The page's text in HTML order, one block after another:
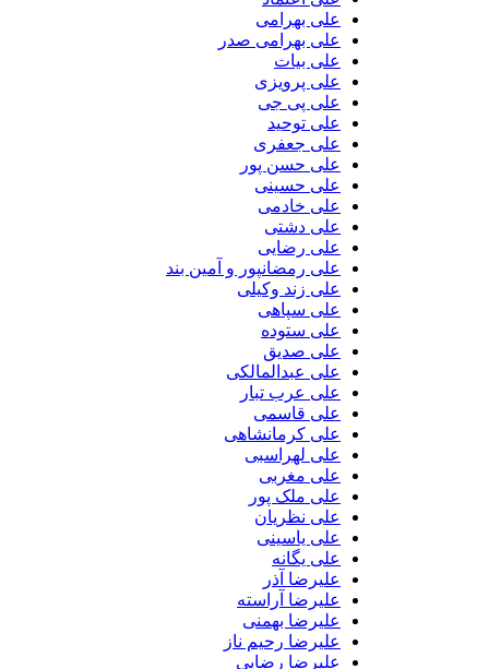
علی بهرامی
علی بهرامی صدر
علی بیات
علی پرویزی
علی پی جی
علی توحید
علی جعفری
علی حسن پور
علی حسینی
علی خادمی
علی دشتی
علی رضایی
علی رمضانپور و آمین بند
علی زند وکیلی
علی سپاهی
علی ستوده
علی صدیق
علی عبدالمالکی
علی عرب تبار
علی قاسمی
علی کرمانشاهی
علی لهراسبی
علی مغربی
علی ملک پور
علی نظریان
علی یاسینی
علی یگانه
علیرضا آذر
علیرضا آراسته
علیرضا بهمنی
علیرضا رحیم ناز
علیرضا رضایی